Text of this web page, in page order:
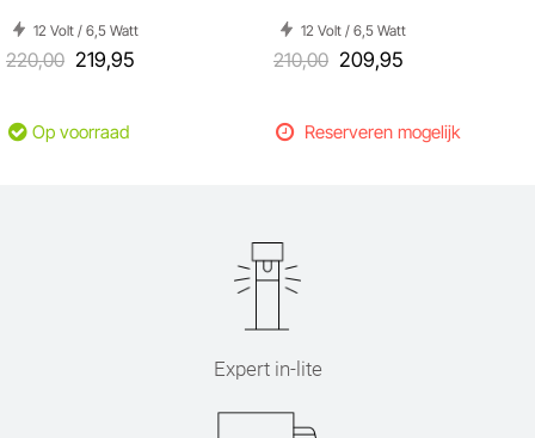
12 Volt / 6,5 Watt
220,00 219,95
Op voorraad
12 Volt / 6,5 Watt
210,00 209,95
Reserveren mogelijk
Expert in-lite